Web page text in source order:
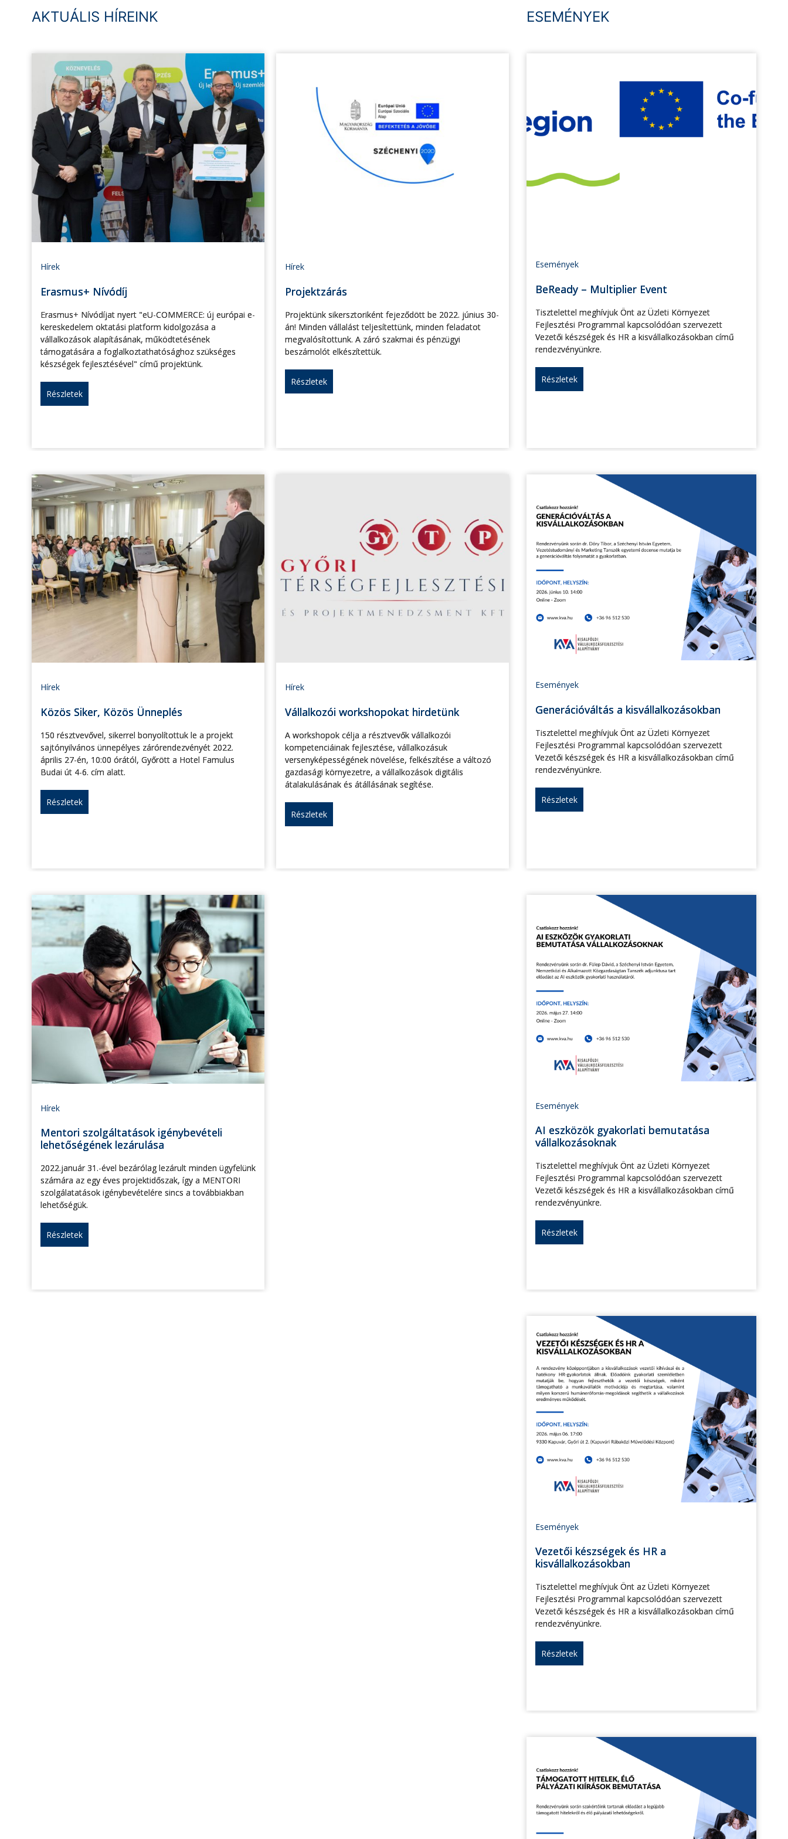
AKTUÁLIS HÍREINK
Hírek
Erasmus+ Nívódíj
Erasmus+ Nívódíjat nyert "eU-COMMERCE: új európai e-
kereskedelem oktatási platform kidolgozása a
vállalkozások alapításának, működtetésének
támogatására a foglalkoztathatósághoz szükséges
készségek fejlesztésével" című projektünk.
Részletek
Hírek
Projektzárás
Projektünk sikersztoriként fejeződött be 2022. június 30-
án! Minden vállalást teljesítettünk, minden feladatot
megvalósítottunk. A záró szakmai és pénzügyi
beszámolót elkészítettük.
Részletek
Hírek
Közös Siker, Közös Ünneplés
150 résztvevővel, sikerrel bonyolítottuk le a projekt
sajtónyilvános ünnepélyes zárórendezvényét 2022.
április 27-én, 10:00 órától, Győrött a Hotel Famulus
Budai út 4-6. cím alatt.
Részletek
Hírek
Vállalkozói workshopokat hirdetünk
A workshopok célja a résztvevők vállalkozói
kompetenciáinak fejlesztése, vállalkozásuk
versenyképességének növelése, felkészítése a változó
gazdasági környezetre, a vállalkozások digitális
átalakulásának és átállásának segítése.
Részletek
Hírek
Mentori szolgáltatások igénybevételi
lehetőségének lezárulása
2022.január 31.-ével bezárólag lezárult minden ügyfelünk
számára az egy éves projektidőszak, így a MENTORI
szolgálatatások igénybevételére sincs a továbbiakban
lehetőségük.
Részletek
ESEMÉNYEK
Események
BeReady – Multiplier Event
Tisztelettel meghívjuk Önt az Üzleti Környezet
Fejlesztési Programmal kapcsolódóan szervezett
Vezetői készségek és HR a kisvállalkozásokban című
rendezvényünkre.
Részletek
Események
Generációváltás a kisvállalkozásokban
Tisztelettel meghívjuk Önt az Üzleti Környezet
Fejlesztési Programmal kapcsolódóan szervezett
Vezetői készségek és HR a kisvállalkozásokban című
rendezvényünkre.
Részletek
Események
AI eszközök gyakorlati bemutatása
vállalkozásoknak
Tisztelettel meghívjuk Önt az Üzleti Környezet
Fejlesztési Programmal kapcsolódóan szervezett
Vezetői készségek és HR a kisvállalkozásokban című
rendezvényünkre.
Részletek
Események
Vezetői készségek és HR a
kisvállalkozásokban
Tisztelettel meghívjuk Önt az Üzleti Környezet
Fejlesztési Programmal kapcsolódóan szervezett
Vezetői készségek és HR a kisvállalkozásokban című
rendezvényünkre.
Részletek